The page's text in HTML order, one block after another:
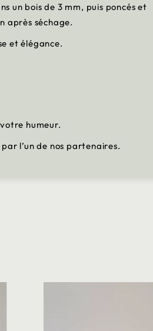
un bois de 3 mm, puis poncés et
après séchage.
et élégance.
humeur.
l’un de nos partenaires.